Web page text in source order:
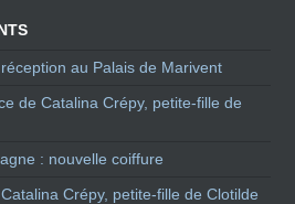
au Palais de Marivent
de Catalina Crépy, petite-fille de
: nouvelle coiffure
Crépy, petite-fille de Clotilde